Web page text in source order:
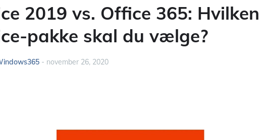
2019 vs. Office 365: Hvilken
pakke skal du vælge?
- november 26, 2020